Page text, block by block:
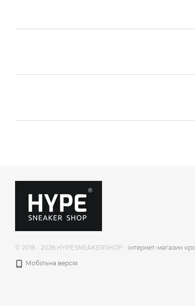
© 2018 - 2026 HYPESNEAKERSHOP - інтернет-магазин
Мобільна версія